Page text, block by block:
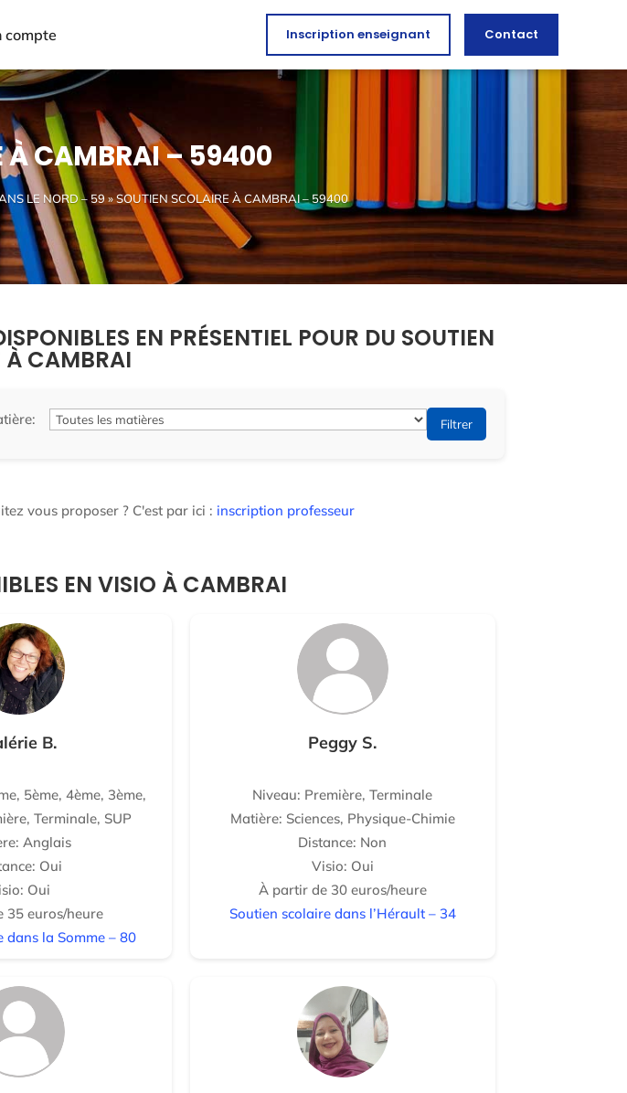
compte Inscription enseignant Contact
À CAMBRAI – 59400
LE NORD – 59» SOUTIEN SCOLAIRE À CAMBRAI – 59400
EN PRÉSENTIEL POUR DU SOUTIEN
À CAMBRAI
Filtrer
vous proposer ? C'est par ici : inscription professeur
EN VISIO À CAMBRAI
B.
5ème, 4ème, 3ème,
Terminale, SUP
Anglais
Oui
Oui
35 euros/heure
dans la Somme – 80
Peggy S.
Niveau: Première, Terminale
Matière: Sciences, Physique-Chimie
Distance: Non
Visio: Oui
À partir de 30 euros/heure
Soutien scolaire dans l’Hérault – 34